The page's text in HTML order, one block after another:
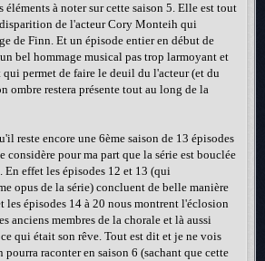
à noter sur cette saison 5. Elle est tout
de l'acteur Cory Monteih qui
de Finn. Et un épisode entier en début de
bel hommage musical pas trop larmoyant et
permet de faire le deuil du l'acteur (et du
ombre restera présente tout au long de la
reste encore une 6ème saison de 13 épisodes
considère pour ma part que la série est bouclée
En effet les épisodes 12 et 13 (qui
opus de la série) concluent de belle manière
les épisodes 14 à 20 nous montrent l'éclosion
anciens membres de la chorale et là aussi
qui était son rêve. Tout est dit et je ne vois
pourra raconter en saison 6 (sachant que cette